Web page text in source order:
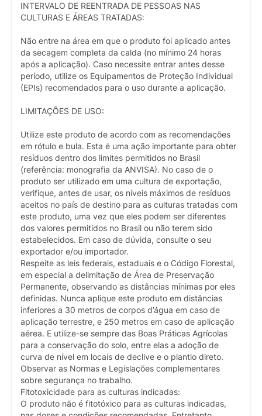
INTERVALO DE REENTRADA DE PESSOAS NAS
CULTURAS E ÁREAS TRATADAS:
Não entre na área em que o produto foi aplicado antes
da secagem completa da calda (no mínimo 24 horas
após a aplicação). Caso necessite entrar antes desse
período, utilize os Equipamentos de Proteção Individual
(EPIs) recomendados para o uso durante a aplicação.
LIMITAÇÕES DE USO:
Utilize este produto de acordo com as recomendações
em rótulo e bula. Esta é uma ação importante para obter
resíduos dentro dos limites permitidos no Brasil
(referência: monografia da ANVISA). No caso de o
produto ser utilizado em uma cultura de exportação,
verifique, antes de usar, os níveis máximos de resíduos
aceitos no país de destino para as culturas tratadas com
este produto, uma vez que eles podem ser diferentes
dos valores permitidos no Brasil ou não terem sido
estabelecidos. Em caso de dúvida, consulte o seu
exportador e/ou importador.
Respeite as leis federais, estaduais e o Código Florestal,
em especial a delimitação de Área de Preservação
Permanente, observando as distâncias mínimas por eles
definidas. Nunca aplique este produto em distâncias
inferiores a 30 metros de corpos d’água em caso de
aplicação terrestre, e 250 metros em caso de aplicação
aérea. E utilize-se sempre das Boas Práticas Agrícolas
para a conservação do solo, entre elas a adoção de
curva de nível em locais de declive e o plantio direto.
Observar as Normas e Legislações complementares
sobre segurança no trabalho.
Fitotoxicidade para as culturas indicadas:
O produto não é fitotóxico para as culturas indicadas,